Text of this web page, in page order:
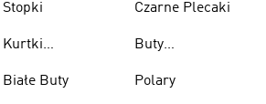
Stopki
Kurtki
Białe Buty
Czarne Plecaki
Buty
Polary